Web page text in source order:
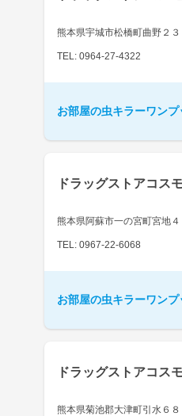
熊本県宇城市松橋町曲野２３
TEL: 0964-27-4322
お部屋の虫キラーワン
ドラッグストアコス
熊本県阿蘇市一の宮町宮地４
TEL: 0967-22-6068
お部屋の虫キラーワン
ドラッグストアコス
熊本県菊池郡大津町引水６８